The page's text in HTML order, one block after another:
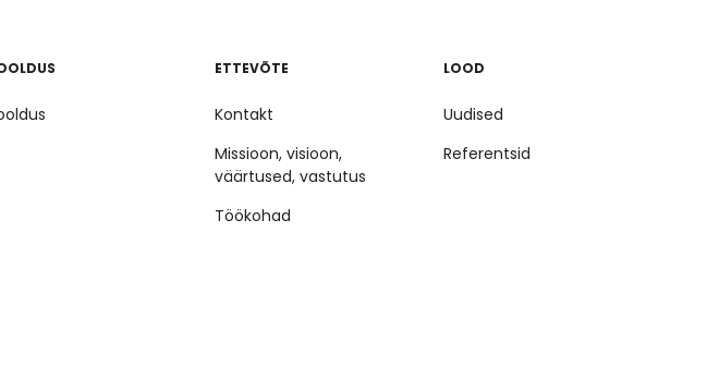
ETTEVÕTE
Kontakt
Missioon, visioon,
väärtused, vastutus
Töökohad
LOOD
Uudised
Referentsid